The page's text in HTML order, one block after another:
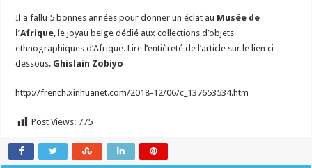
ans
de
travaux
de
le
l’Afrique
Il a fallu 5 bonnes années pour donner un éclat au Musée de
l’Afrique, le joyau belge dédié aux collections d’objets
ethnographiques d’Afrique. Lire l’entièreté de l’article sur le lien ci-
dessous. Ghislain Zobiyo
http://french.xinhuanet.com/2018-12/06/c_137653534.htm
Post Views: 775